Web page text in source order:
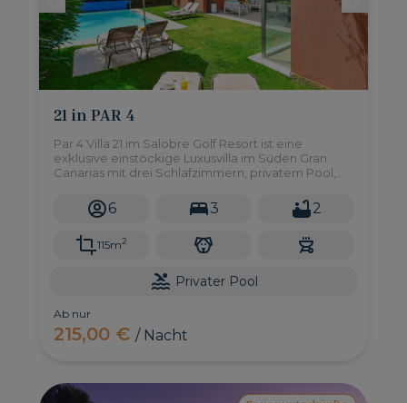
21 in PAR 4
Par 4 Villa 21 im Salobre Golf Resort ist eine
exklusive einstöckige Luxusvilla im Süden Gran
Canarias mit drei Schlafzimmern, privatem Pool,
Annehmlichkeiten, um einen erholsamen Urlaub
zu genießen.
6 3 2
115m2
Privater Pool
Ab nur
215,00 €/ Nacht